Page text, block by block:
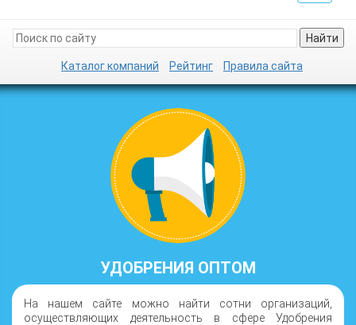
Найти
Каталог компаний Рейтинг Правила сайта
УДОБРЕНИЯ ОПТОМ
На нашем сайте можно найти сотни организаций,
осуществляющих деятельность в сфере Удобрения